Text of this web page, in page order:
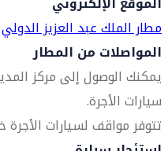
مطار الملك عبد العزيز الدولي
المواصلات من المطار
يمكنك الوصول إلى مركز
سيارات الأجرة.
تتوفر مواقف لسيارات الأجرة